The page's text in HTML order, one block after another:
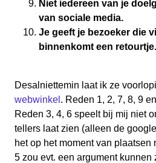
Niet iedereen van je
van sociale media.
Je geeft je bezoeker die
binnenkomt een retourtje.
Desalniettemin laat ik ze
webwinkel . Reden 1, 2, 7, 8, 9
Reden 3, 4, 6 speelt bij mij niet
tellers laat zien (alleen de
het op het moment van plaatsen
5 zou evt. een argument kunnen